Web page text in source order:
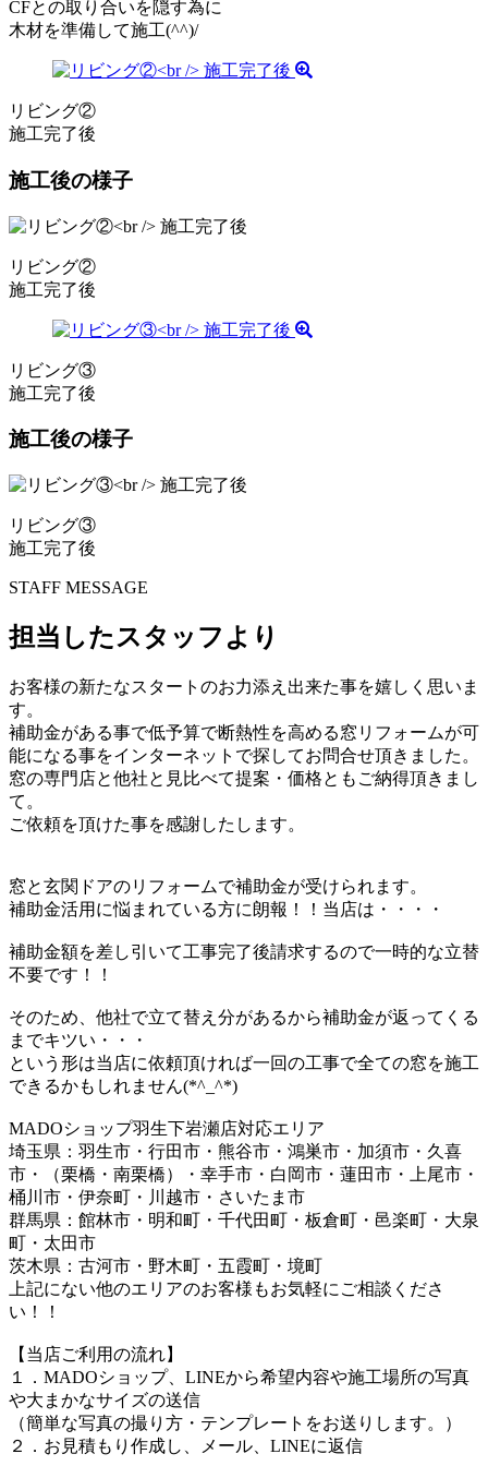
CFとの取り合いを隠す為に
木材を準備して施工(^^)/
リビング②
施工完了後
施工後の様子
リビング②
施工完了後
リビング③
施工完了後
施工後の様子
リビング③
施工完了後
STAFF MESSAGE
担当したスタッフより
お客様の新たなスタートのお力添え出来た事を嬉しく思いま
す。
補助金がある事で低予算で断熱性を高める窓リフォームが可
能になる事をインターネットで探してお問合せ頂きました。
窓の専門店と他社と見比べて提案・価格ともご納得頂きまし
て。
ご依頼を頂けた事を感謝したします。
窓と玄関ドアのリフォームで補助金が受けられます。
補助金活用に悩まれている方に朗報！！当店は・・・・
補助金額を差し引いて工事完了後請求するので一時的な立替
不要です！！
そのため、他社で立て替え分があるから補助金が返ってくる
までキツい・・・
という形は当店に依頼頂ければ一回の工事で全ての窓を施工
できるかもしれません(*^_^*)
MADOショップ羽生下岩瀬店対応エリア
埼玉県：羽生市・行田市・熊谷市・鴻巣市・加須市・久喜
市・（栗橋・南栗橋）・幸手市・白岡市・蓮田市・上尾市・
桶川市・伊奈町・川越市・さいたま市
群馬県：館林市・明和町・千代田町・板倉町・邑楽町・大泉
町・太田市
茨木県：古河市・野木町・五霞町・境町
上記にない他のエリアのお客様もお気軽にご相談くださ
い！！
【当店ご利用の流れ】
１．MADOショップ、LINEから希望内容や施工場所の写真
や大まかなサイズの送信
（簡単な写真の撮り方・テンプレートをお送りします。）
２．お見積もり作成し、メール、LINEに返信